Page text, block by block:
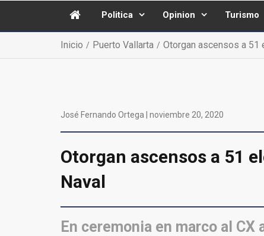
Politica Opinion Turismo
Inicio Puerto Vallarta Otorgan ascensos a 51
José Fernando Ortega | noviembre 20, 2020
Otorgan ascensos a 51
Naval
En ceremonia en marco al